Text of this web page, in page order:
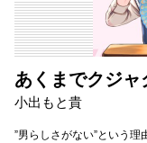
あくまでクジャ
小出もと貴
”男らしさがない”という理